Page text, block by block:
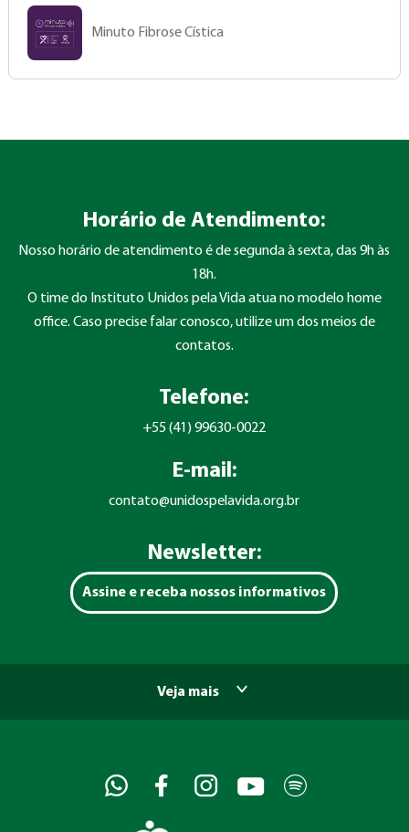
Minuto Fibrose Cística
Horário de Atendimento:
Nosso horário de atendimento é de segunda à sexta, das 9h às
18h.
O time do Instituto Unidos pela Vida atua no modelo home
office. Caso precise falar conosco, utilize um dos meios de
contatos.
Telefone:
+55 (41) 99630-0022
E-mail:
contato@unidospelavida.org.br
Newsletter:
Assine e receba nossos informativos
Veja mais